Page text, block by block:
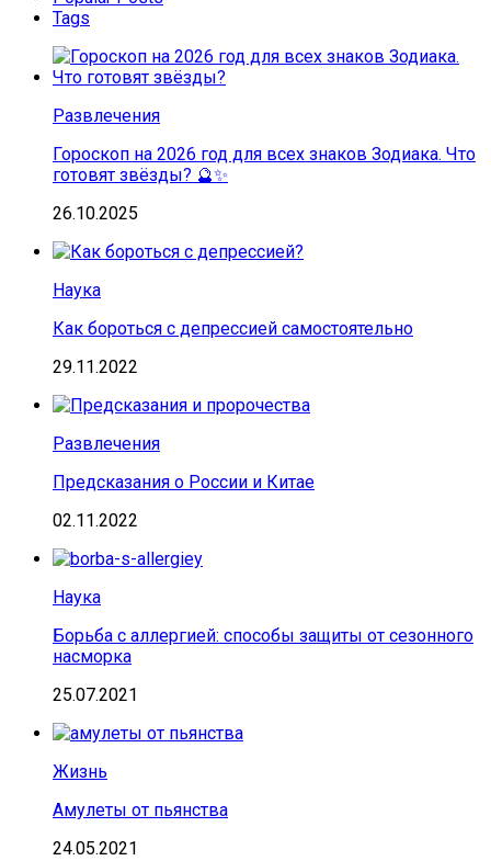
Tags
Развлечения
Гороскоп на 2026 год для всех знаков Зодиака. Что
готовят звёзды? 🔮✨
26.10.2025
Наука
Как бороться с депрессией самостоятельно
29.11.2022
Развлечения
Предсказания о России и Китае
02.11.2022
Наука
Борьба с аллергией: способы защиты от сезонного
насморка
25.07.2021
Жизнь
Амулеты от пьянства
24.05.2021